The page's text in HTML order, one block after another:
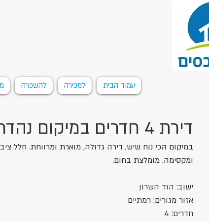
עמוד הבית למכירה להשכרה
דירת 4 חדרים במיקום נהדר
במיקום הכי נוח שיש, דירה גדולה, מוארת ומרווחת. חלל
ומקסימה. מומלצת בחום.
ישוב: הוד השרון
אזור מגורים: רמתיים
חדרים: 4